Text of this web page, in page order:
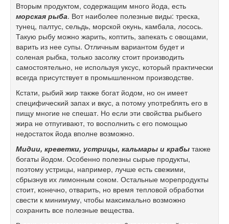
Вторым продуктом, содержащим много йода, есть
морская рыба. Вот наиболее полезные виды: треска,
тунец, палтус, сельдь, морской окунь, камбала, лосось.
Такую рыбу можно жарить, коптить, запекать с овощами,
варить из нее супы. Отличным вариантом будет и
соленая рыбка, только засолку стоит производить
самостоятельно, не используя уксус, который практически
всегда присутствует в промышленном производстве.
Кстати, рыбий жир также богат йодом, но он имеет
специфический запах и вкус, а потому употреблять его в
пищу многие не спешат. Но если эти свойства рыбьего
жира не отпугивают, то восполнить с его помощью
недостаток йода вполне возможно.
Мидии, креветки, устрицы, кальмары и крабы также
богаты йодом. Особенно полезны сырые продукты,
поэтому устрицы, например, лучше есть свежими,
сбрызнув их лимонным соком. Остальные морепродукты
стоит, конечно, отварить, но время тепловой обработки
свести к минимуму, чтобы максимально возможно
сохранить все полезные вещества.